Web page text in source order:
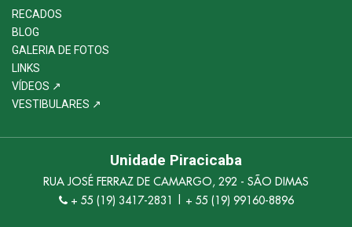
RECADOS
BLOG
GALERIA DE FOTOS
LINKS
VÍDEOS ↗
VESTIBULARES ↗
Unidade Piracicaba
RUA JOSÉ FERRAZ DE CAMARGO, 292 - SÃO DIMAS
+ 55 (19) 3417-2831 | + 55 (19) 99160-8896